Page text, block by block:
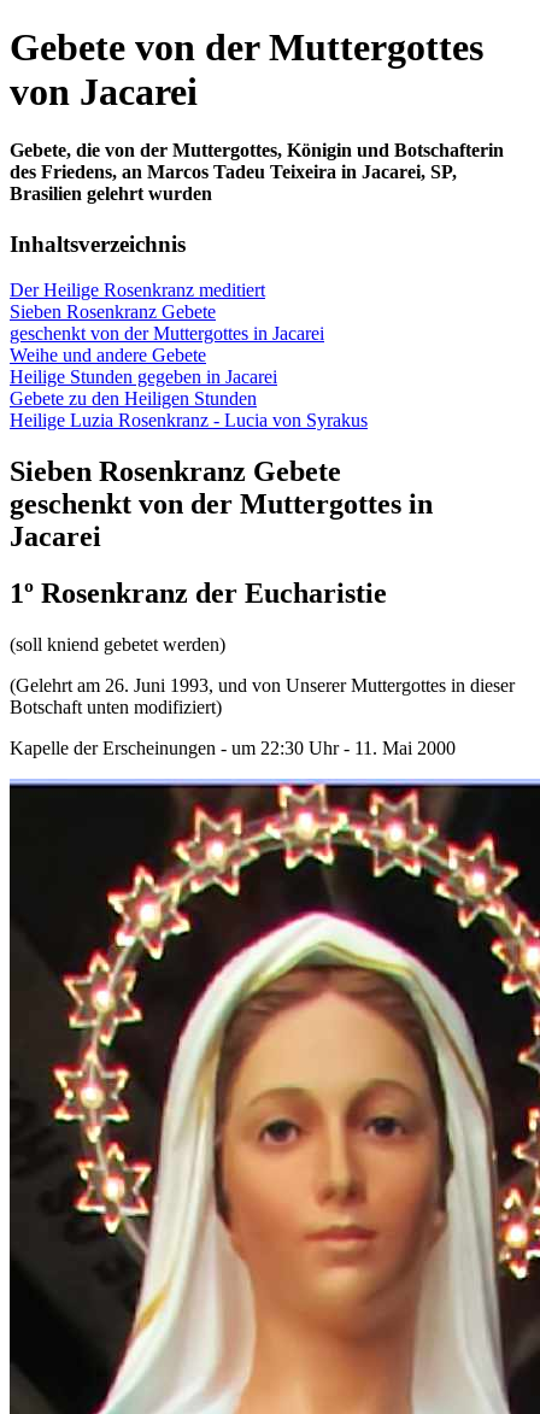
Gebete von der Muttergottes
von Jacarei
Gebete, die von der Muttergottes, Königin und Botschafterin
des Friedens, an Marcos Tadeu Teixeira in Jacarei, SP,
Brasilien gelehrt wurden
Inhaltsverzeichnis
Der Heilige Rosenkranz meditiert
Sieben Rosenkranz Gebete
geschenkt von der Muttergottes in Jacarei
Weihe und andere Gebete
Heilige Stunden gegeben in Jacarei
Gebete zu den Heiligen Stunden
Heilige Luzia Rosenkranz - Lucia von Syrakus
Sieben Rosenkranz Gebete
geschenkt von der Muttergottes in
Jacarei
1º Rosenkranz der Eucharistie
(soll kniend gebetet werden)
(Gelehrt am 26. Juni 1993, und von Unserer Muttergottes in dieser
Botschaft unten modifiziert)
Kapelle der Erscheinungen - um 22:30 Uhr - 11. Mai 2000